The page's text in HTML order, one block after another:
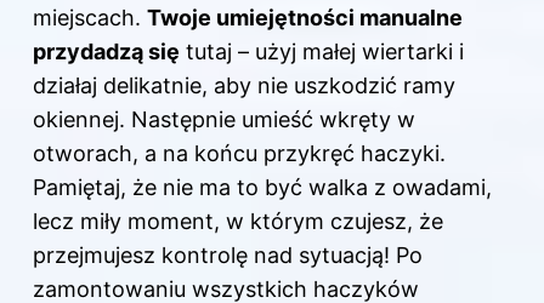
miejscach. Twoje umiejętności manualne
przydadzą się tutaj – użyj małej wiertarki i
działaj delikatnie, aby nie uszkodzić ramy
okiennej. Następnie umieść wkręty w
otworach, a na końcu przykręć haczyki.
Pamiętaj, że nie ma to być walka z owadami,
lecz miły moment, w którym czujesz, że
przejmujesz kontrolę nad sytuacją! Po
zamontowaniu wszystkich haczyków